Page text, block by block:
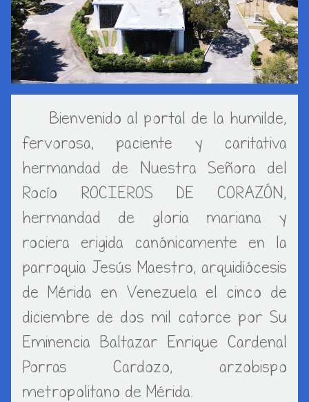
Bienvenido al portal de la humilde,
fervorosa, paciente y caritativa
hermandad de Nuestra Señora del
Rocío ROCIEROS DE CORAZÓN,
hermandad de gloria mariana y
rociera erigida canónicamente en la
parroquia Jesús Maestro, arquidiócesis
de Mérida en Venezuela el cinco de
diciembre de dos mil catorce por Su
Eminencia Baltazar Enrique Cardenal
Porras Cardozo, arzobispo
metropolitano de Mérida.